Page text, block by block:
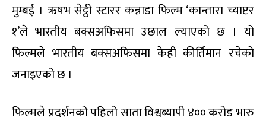
मुम्बई । ऋषभ सेट्ठी स्टारर कन्नाडा फिल्म ‘कान्तारा च्याप्टर
१’ले भारतीय बक्सअफिसमा उछाल ल्याएको छ । यो
फिल्मले भारतीय बक्सअफिसमा केही कीर्तिमान रचेको
जनाइएको छ ।
फिल्मले प्रदर्शनको पहिलो साता विश्वब्यापी ४०० करोड भारु